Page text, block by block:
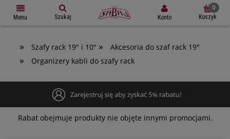
Menu Szukaj Konto Koszyk
» Szafy rack 19" i 10" » Akcesoria do szaf rack 19"
» Organizery kabli do szafy rack
Rabat obejmuje produkty nie objęte innymi promocjami.